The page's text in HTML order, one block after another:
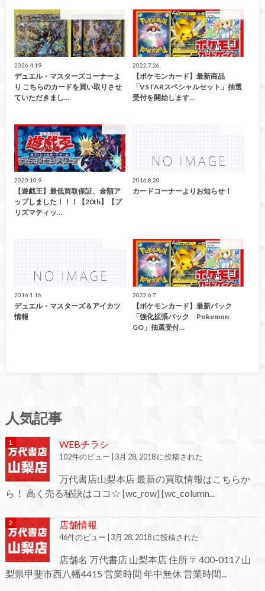
2026.4.19
デュエル・マスターズコーナーよ
り こちらのカードを買い取りさせ
ていただきまし…
2022.7.26
【ポケモンカード】最新商品
「VSTARスペシャルセット」抽選
受付を開始します…
2020.10.9
【遊戯王】最低買取保証、金額ア
ップしました！！！【20th】【プ
リズマティッ…
2016.8.20
カードコーナーよりお知らせ！
2016.1.16
デュエル・マスターズ＆アイカツ
情報
2022.6.7
【ポケモンカード】最新パック
「強化拡張パック Pokemon
GO」抽選受付…
人気記事
WEBチラシ
102件のビュー 3月 28, 2018 に投稿された
万代書店山梨本店 最新の買取情報はこちらか
ら！ 高く売る秘訣はココ☆ [wc_row] [wc_column...
店舗情報
46件のビュー 3月 28, 2018 に投稿された
店舗名 万代書店 山梨本店 住所 〒400-0117 山
梨県甲斐市西八幡4415 営業時間 年中無休 営業時間...